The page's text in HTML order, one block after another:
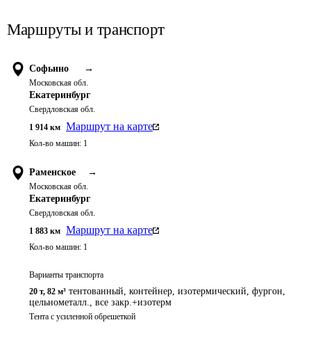
Маршруты и транспорт
Софьино →
Московская обл.
Екатеринбург
Свердловская обл.
1 914 км Маршрут на карте
Кол-во машин: 1
Раменское →
Московская обл.
Екатеринбург
Свердловская обл.
1 883 км Маршрут на карте
Кол-во машин: 1
Варианты транспорта
20 т, 82 м³ тентованный, контейнер, изотермический, фургон,
цельнометалл., все закр.+изотерм
Тента с усиленной обрешеткой